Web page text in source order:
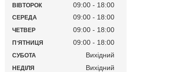
ВІВТОРОК 09:00 18:00
СЕРЕДА 09:00 18:00
ЧЕТВЕР 09:00 18:00
ПʼЯТНИЦЯ 09:00 18:00
СУБОТА Вихідний
НЕДІЛЯ Вихідний